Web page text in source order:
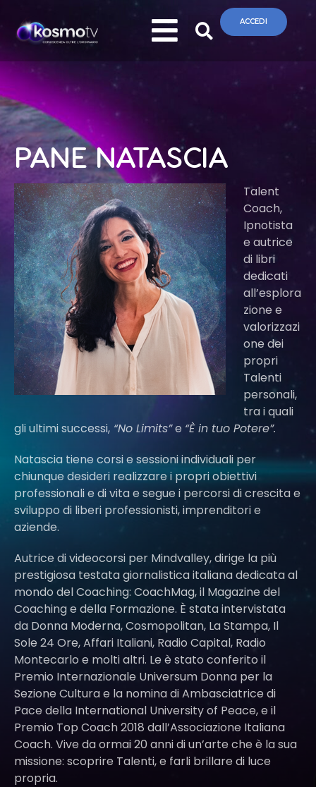
ACCEDI
PANE NATASCIA
Talent
Coach,
Ipnotista
e autrice
di libri
dedicati
all’esplora
zione e
valorizzazi
one dei
propri
Talenti
personali,
tra i quali
gli ultimi successi, “No Limits”e “È in tuo Potere”.
Natascia tiene corsi e sessioni individuali per
chiunque desideri realizzare i propri obiettivi
professionali e di vita e segue i percorsi di crescita e
sviluppo di liberi professionisti, imprenditori e
aziende.
Autrice di videocorsi per Mindvalley, dirige la più
prestigiosa testata giornalistica italiana dedicata al
mondo del Coaching: CoachMag, il Magazine del
Coaching e della Formazione. È stata intervistata
da Donna Moderna, Cosmopolitan, La Stampa, Il
Sole 24 Ore, Affari Italiani, Radio Capital, Radio
Montecarlo e molti altri. Le è stato conferito il
Premio Internazionale Universum Donna per la
Sezione Cultura e la nomina di Ambasciatrice di
Pace della International University of Peace, e il
Premio Top Coach 2018 dall’Associazione Italiana
Coach. Vive da ormai 20 anni di un’arte che è la sua
missione: scoprire Talenti, e farli brillare di luce
propria.